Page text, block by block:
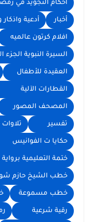
احكام التجويد في
أخبار أدعية واذكار
افلام كرتون عالميه
السيرة النبوية الجزء
العقيدة للأطفال
القطارات الآلية
المصحف المصور
تفسير
حكايا ت الفوانيس
ختمة التعليمية
خطب الشيخ حازم
خطب مسموعة
رقية شرعية